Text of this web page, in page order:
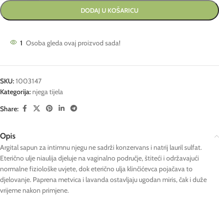
DODAJ U KOŠARICU
1 Osoba gleda ovaj proizvod sada!
SKU:1003147
Kategorija: njega tijela
Share:
Opis
Argital sapun za intimnu njegu ne sadrži konzervans i natrij lauril sulfat.
Eterično ulje niaulija djeluje na vaginalno područje, štiteći i održavajući
normalne fiziološke uvjete, dok eterično ulja klinčićevca pojačava to
djelovanje. Paprena metvica i lavanda ostavljaju ugodan miris, čak i duže
vrijeme nakon primjene.